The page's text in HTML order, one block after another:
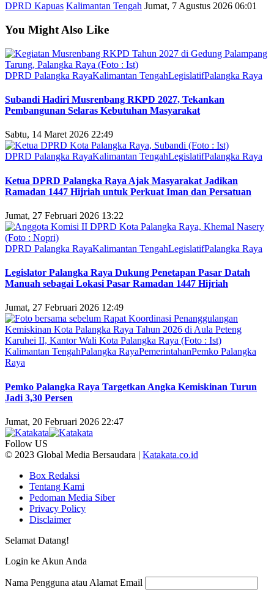
DPRD Kapuas Kalimantan Tengah Jumat, 7 Agustus 2026 06:01
You Might Also Like
DPRD Palangka RayaKalimantan TengahLegislatifPalangka Raya
Subandi Hadiri Musrenbang RKPD 2027, Tekankan
Pembangunan Selaras Kebutuhan Masyarakat
Sabtu, 14 Maret 2026 22:49
DPRD Palangka RayaKalimantan TengahLegislatifPalangka Raya
Ketua DPRD Palangka Raya Ajak Masyarakat Jadikan
Ramadan 1447 Hijriah untuk Perkuat Iman dan Persatuan
Jumat, 27 Februari 2026 13:22
DPRD Palangka RayaKalimantan TengahLegislatifPalangka Raya
Legislator Palangka Raya Dukung Penetapan Pasar Datah
Manuah sebagai Lokasi Pasar Ramadan 1447 Hijriah
Jumat, 27 Februari 2026 12:49
Kalimantan TengahPalangka RayaPemerintahanPemko Palangka
Raya
Pemko Palangka Raya Targetkan Angka Kemiskinan Turun
Jadi 3,30 Persen
Jumat, 20 Februari 2026 22:47
Follow US
© 2023 Global Media Bersaudara | Katakata.co.id
Box Redaksi
Tentang Kami
Pedoman Media Siber
Privacy Policy
Disclaimer
Selamat Datang!
Login ke Akun Anda
Nama Pengguna atau Alamat Email